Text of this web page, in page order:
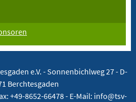
e.V. -Sonnenbichlweg 27 - D-
Berchtesgaden
+49-8652-66478 - E-Mail: info@tsv-